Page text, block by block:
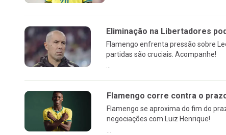
Eliminação na Libertadores
Flamengo enfrenta pressão sobre
partidas são cruciais. Acompanhe!
...
Flamengo corre contra o
Flamengo se aproxima do fim do
negociações com Luiz Henrique!
...